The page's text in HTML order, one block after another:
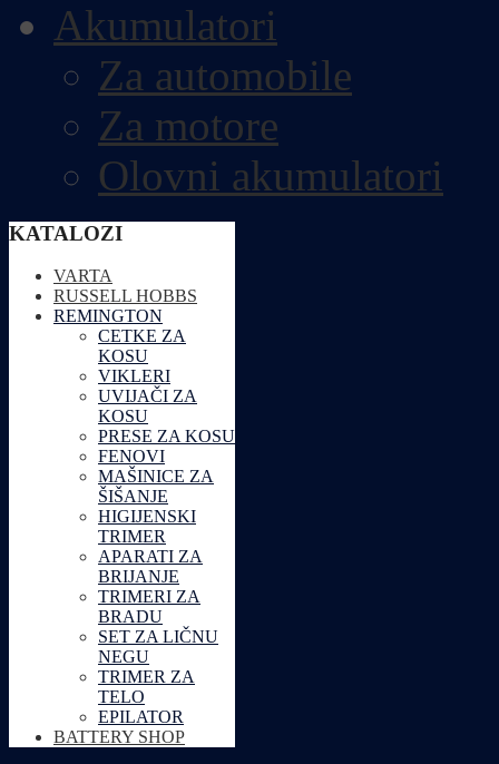
Akumulatori
Za automobile
Za motore
Olovni akumulatori
KATALOZI
VARTA
RUSSELL HOBBS
REMINGTON
CETKE ZA
KOSU
VIKLERI
UVIJAČI ZA
KOSU
PRESE ZA KOSU
FENOVI
MAŠINICE ZA
ŠIŠANJE
HIGIJENSKI
TRIMER
APARATI ZA
BRIJANJE
TRIMERI ZA
BRADU
SET ZA LIČNU
NEGU
TRIMER ZA
TELO
EPILATOR
BATTERY SHOP